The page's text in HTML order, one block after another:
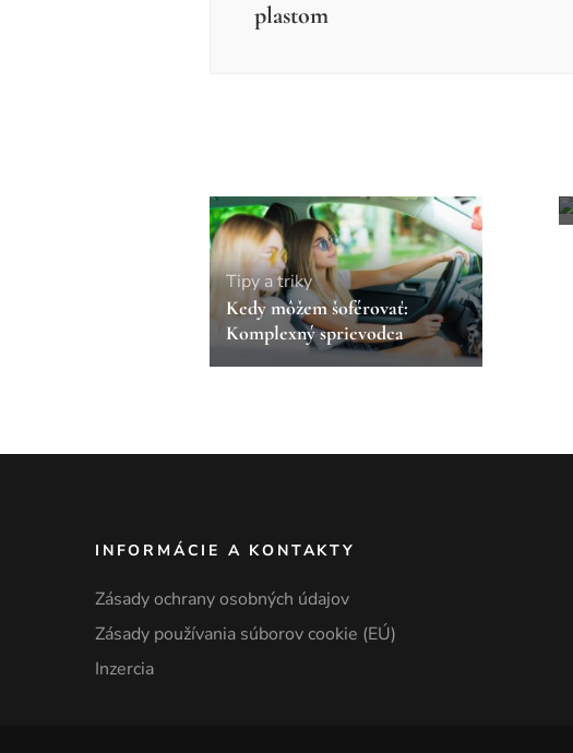
plastom
Tipy a triky
Kedy môžem šoférovať:
Komplexný sprievodca
INFORMÁCIE A KONTAKTY
Zásady ochrany osobných údajov
Zásady používania súborov cookie (EÚ)
Inzercia